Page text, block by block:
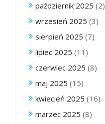
październik 2025 (2)
wrzesień 2025 (3)
sierpień 2025 (7)
lipiec 2025 (11)
czerwiec 2025 (8)
maj 2025 (15)
kwiecień 2025 (16)
marzec 2025 (8)